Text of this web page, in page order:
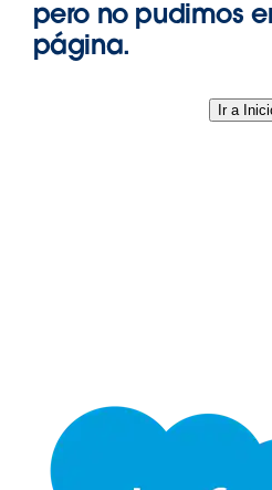
pero no pudimos
página.
Ir a